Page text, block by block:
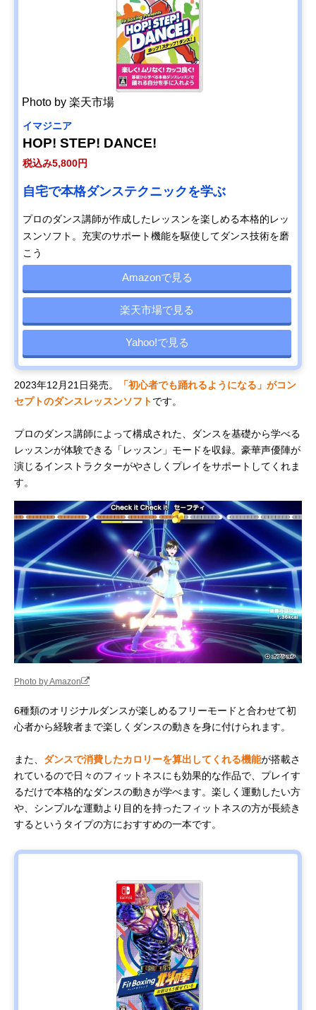
Photo by 楽天市場
イマジニア
HOP! STEP! DANCE!
税込み5,800円
自宅で本格ダンステクニックを学ぶ
プロのダンス講師が作成したレッスンを楽しめる本格的レッ
スンソフト。充実のサポート機能を駆使してダンス技術を磨
こう
Amazonで見る
楽天市場で見る
Yahoo!で見る
2023年12月21日発売。
「初心者でも踊れるようになる」がコン
セプトのダンスレッスンソフトです。
プロのダンス講師によって構成された、ダンスを基礎から学べる
レッスンが体験できる「レッスン」モードを収録。豪華声優陣が
演じるインストラクターがやさしくプレイをサポートしてくれま
す。
Photo by Amazon
6種類のオリジナルダンスが楽しめるフリーモードと合わせて初
心者から経験者まで楽しくダンスの動きを身に付けられます。
また、 ダンスで消費したカロリーを算出してくれる機能が搭載さ
れているので日々のフィットネスにも効果的な作品で、プレイす
るだけで本格的なダンスの動きが学べます。楽しく運動したい方
や、シンプルな運動より目的を持ったフィットネスの方が長続き
するというタイプの方におすすめの一本です。